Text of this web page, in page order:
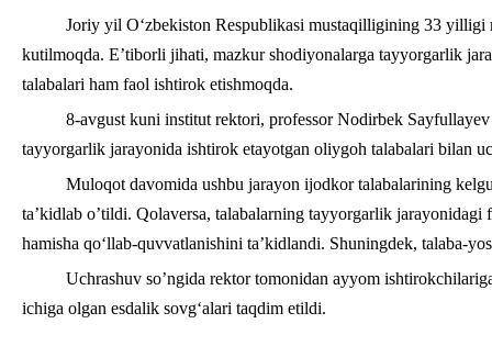
Joriy yil O‘zbekiston Respublikasi mustaqilligining 33 yilligi
kutilmoqda. E’tiborli jihati, mazkur shodiyonalarga tayyorgarlik
talabalari ham faol ishtirok etishmoqda.
8-avgust kuni institut rektori, professor Nodirbek
tayyorgarlik jarayonida ishtirok etayotgan oliygoh talabalari bilan
Muloqot davomida ushbu jarayon ijodkor talabalarining
ta’kidlab o’tildi. Qolaversa, talabalarning tayyorgarlik
hamisha qo‘llab-quvvatlanishini ta’kidlandi. Shuningdek, talaba-
Uchrashuv so’ngida rektor tomonidan ayyom
ichiga olgan esdalik sovg‘alari taqdim etildi.